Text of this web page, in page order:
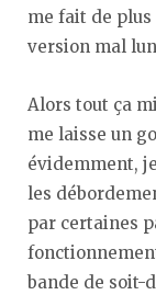
me fait de plus
version mal
Alors tout ça
me laisse un
évidemment,
les
par certaines
bande de soit-